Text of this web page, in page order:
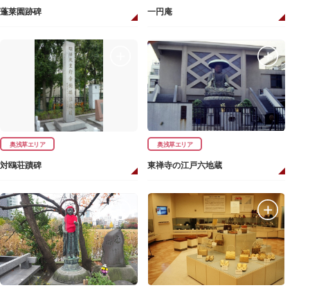
蓬莱園跡碑 一円庵
奥浅草エリア
対鴎荘蹟碑
奥浅草エリア
東禅寺の江戸六地蔵